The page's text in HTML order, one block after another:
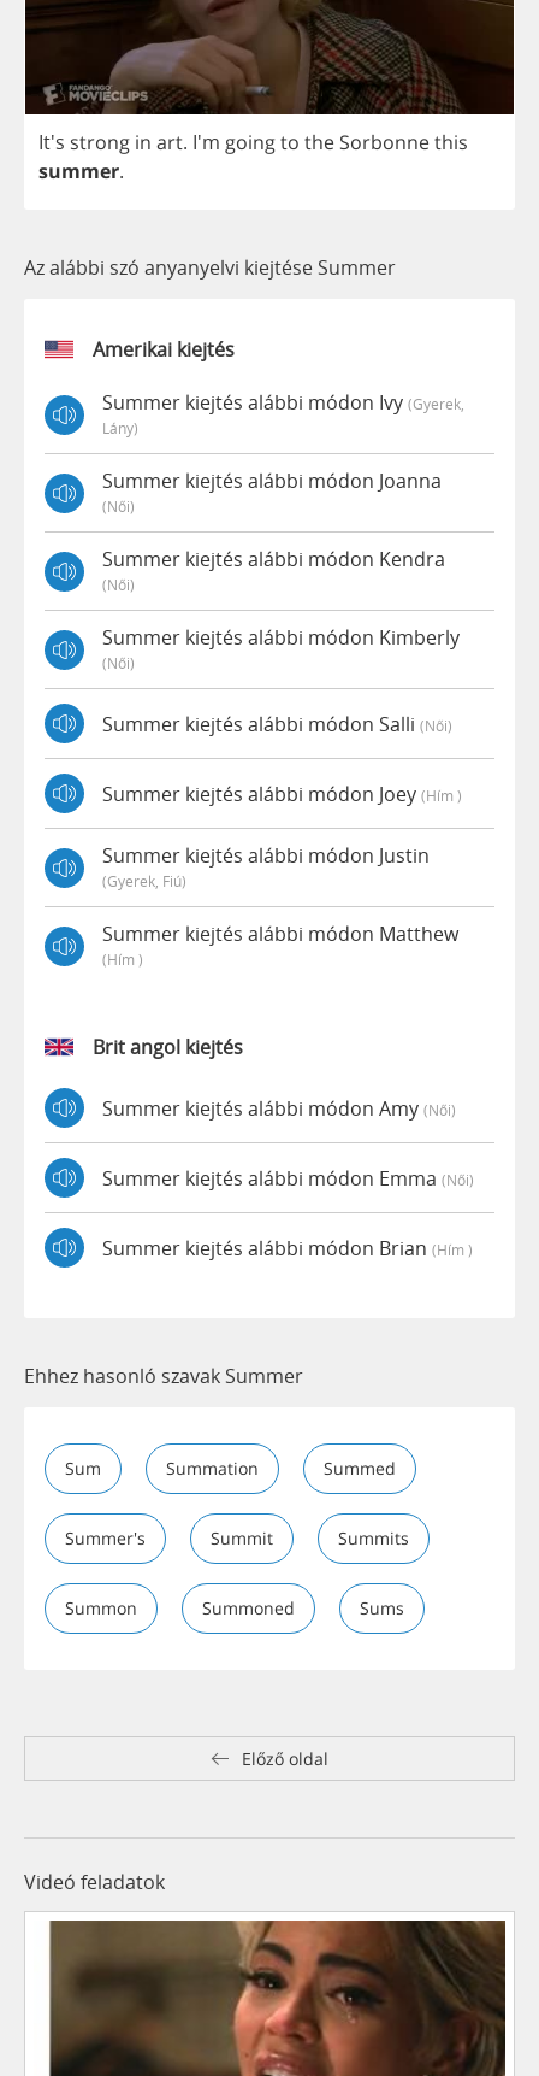
It's strong in art. I'm goingto the Sorbonnethis
summer.
Az alábbi szó anyanyelvi kiejtése Summer
Amerikai kiejtés
Summer kiejtés alábbi módon Ivy (gyerek,
Lány)
Summer kiejtés alábbi módon Joanna
(női)
Summer kiejtés alábbi módon Kendra
(női)
Summer kiejtés alábbi módon Kimberly
(női)
Summer kiejtés alábbi módon Salli (női)
Summer kiejtés alábbi módon Joey (hím )
Summer kiejtés alábbi módon Justin
(gyerek, Fiú)
Summer kiejtés alábbi módon Matthew
(hím )
Brit angol kiejtés
Summer kiejtés alábbi módon Amy (női)
Summer kiejtés alábbi módon Emma (női)
Summer kiejtés alábbi módon Brian (hím )
Ehhez hasonló szavak Summer
Sum Summation Summed
Summer's Summit Summits
Summon Summoned Sums
Előző oldal
Videó feladatok